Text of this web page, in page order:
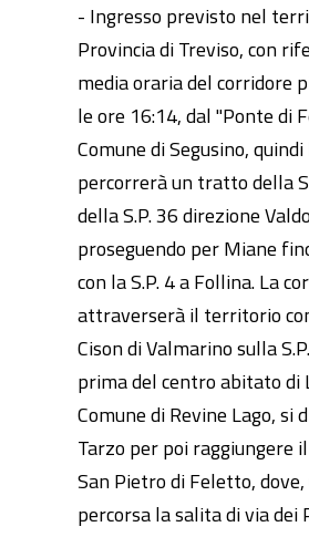
- Ingresso previsto nel
Provincia di Treviso, con
media oraria del corridore
le ore 16:14, dal "Ponte di
Comune di Segusino,
percorrerà un tratto della
della S.P. 36 direzione
proseguendo per Miane
con la S.P. 4 a Follina. La
attraverserà il territorio
Cison di Valmarino sulla
prima del centro abitato di
Comune di Revine Lago, si
Tarzo per poi raggiungere
San Pietro di Feletto,
percorsa la salita di via dei